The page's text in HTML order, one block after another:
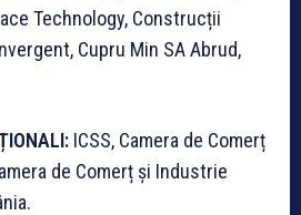
Technology, Construcții
Cupru Min SA Abrud,
ICSS, Camera de Comerț
de Comerț și Industrie